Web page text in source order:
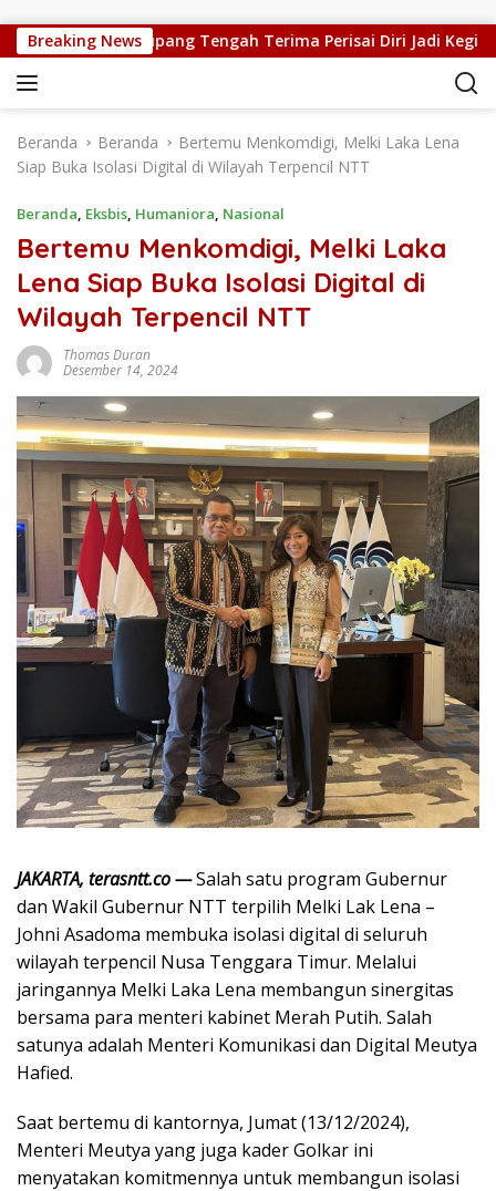
Breaking News
SMPN 5 Kupang Tengah Terima Perisai Diri Jadi Kegiatan
Beranda Beranda
Bertemu Menkomdigi, Melki Laka Lena
Siap Buka Isolasi Digital di Wilayah Terpencil NTT
Beranda, Eksbis, Humaniora, Nasional
Bertemu Menkomdigi, Melki Laka
Lena Siap Buka Isolasi Digital di
Wilayah Terpencil NTT
Thomas Duran
Desember 14, 2024
JAKARTA, terasntt.co —Salah satu program Gubernur
dan Wakil Gubernur NTT terpilih Melki Lak Lena –
Johni Asadoma membuka isolasi digital di seluruh
wilayah terpencil Nusa Tenggara Timur. Melalui
jaringannya Melki Laka Lena membangun sinergitas
bersama para menteri kabinet Merah Putih. Salah
satunya adalah Menteri Komunikasi dan Digital Meutya
Hafied.
Saat bertemu di kantornya, Jumat (13/12/2024),
Menteri Meutya yang juga kader Golkar ini
menyatakan komitmennya untuk membangun isolasi